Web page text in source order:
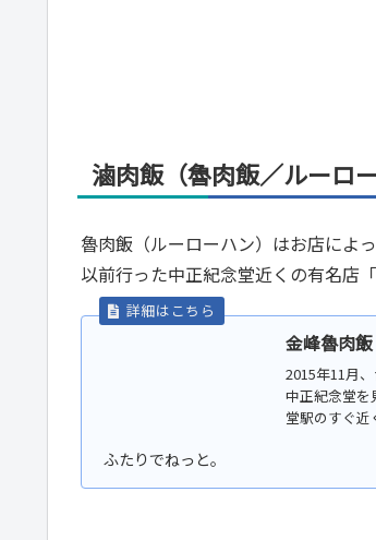
滷肉飯（魯肉飯／ルーロー
魯肉飯（ルーローハン）はお店によ
以前行った中正紀念堂近くの有名店
金峰魯肉
2015年11月
中正紀念堂を
堂駅のすぐ近